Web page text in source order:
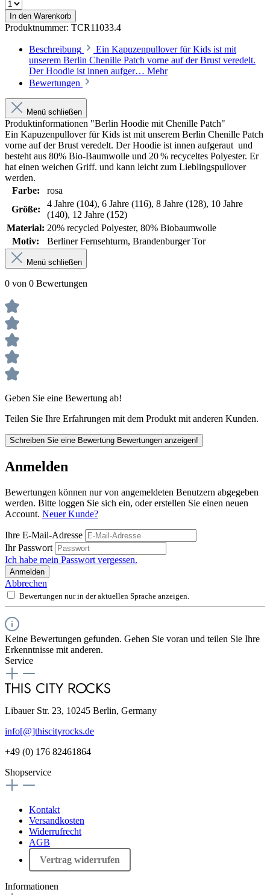
In den Warenkorb
Produktnummer: TCR11033.4
Beschreibung
Ein Kapuzenpullover für Kids ist mit
unserem Berlin Chenille Patch vorne auf der Brust veredelt.
Der Hoodie ist innen aufger… Mehr
Bewertungen
Menü schließen
Produktinformationen "Berlin Hoodie mit Chenille Patch"
Ein Kapuzenpullover für Kids ist mit unserem Berlin Chenille Patch
vorne auf der Brust veredelt. Der Hoodie ist innen aufgeraut und
besteht aus 80% Bio-Baumwolle und 20 % recyceltes Polyester. Er
hat einen weichen Griff. und kann leicht zum Lieblingspullover
werden.
Farbe:
rosa
Größe:
4 Jahre (104), 6 Jahre (116), 8 Jahre (128), 10 Jahre
(140), 12 Jahre (152)
Material: 20% recycled Polyester, 80% Biobaumwolle
Motiv:
Berliner Fernsehturm, Brandenburger Tor
Menü schließen
0 von 0 Bewertungen
Geben Sie eine Bewertung ab!
Teilen Sie Ihre Erfahrungen mit dem Produkt mit anderen Kunden.
Schreiben Sie eine Bewertung Bewertungen anzeigen!
Anmelden
Bewertungen können nur von angemeldeten Benutzern abgegeben
werden. Bitte loggen Sie sich ein, oder erstellen Sie einen neuen
Account. Neuer Kunde?
Ihre E-Mail-Adresse
Ihr Passwort
Ich habe mein Passwort vergessen.
Anmelden
Abbrechen
Bewertungen nur in der aktuellen Sprache anzeigen.
Keine Bewertungen gefunden. Gehen Sie voran und teilen Sie Ihre
Erkenntnisse mit anderen.
Service
Libauer Str. 23, 10245 Berlin, Germany
info[@]thiscityrocks.de
+49 (0) 176 82461864
Shopservice
Kontakt
Versandkosten
Widerrufrecht
AGB
Vertrag widerrufen
Informationen